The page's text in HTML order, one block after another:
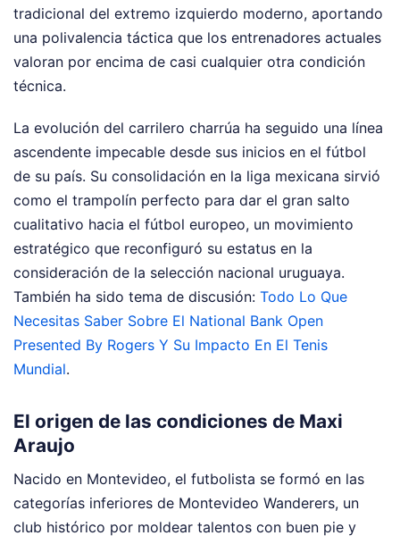
tradicional del extremo izquierdo moderno, aportando
una polivalencia táctica que los entrenadores actuales
valoran por encima de casi cualquier otra condición
técnica.
La evolución del carrilero charrúa ha seguido una línea
ascendente impecable desde sus inicios en el fútbol
de su país. Su consolidación en la liga mexicana sirvió
como el trampolín perfecto para dar el gran salto
cualitativo hacia el fútbol europeo, un movimiento
estratégico que reconfiguró su estatus en la
consideración de la selección nacional uruguaya.
También ha sido tema de discusión: Todo Lo Que
Necesitas Saber Sobre El National Bank Open
Presented By Rogers Y Su Impacto En El Tenis
Mundial.
El origen de las condiciones de Maxi
Araujo
Nacido en Montevideo, el futbolista se formó en las
categorías inferiores de Montevideo Wanderers, un
club histórico por moldear talentos con buen pie y